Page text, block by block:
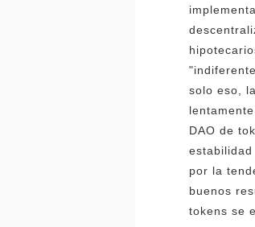
solo eso,
DAO de
por la
buenos
tokens se